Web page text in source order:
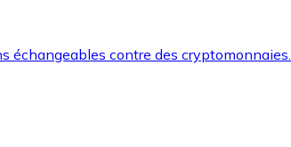
échangeables contre des cryptomonnaies.